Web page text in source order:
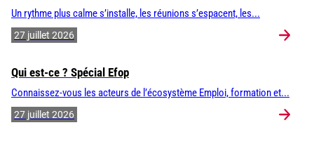
Un rythme plus calme s’installe, les réunions s’espacent, les...
27 juillet 2026
Qui est-ce ? Spécial Efop
Connaissez-vous les acteurs de l’écosystème Emploi, formation et...
27 juillet 2026